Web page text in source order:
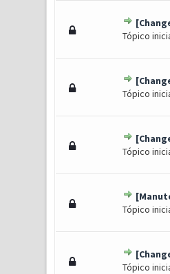
Tópico
Tópico
Tópico
Tópico
Tópico